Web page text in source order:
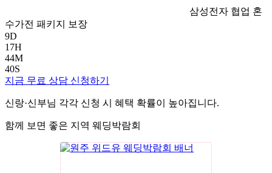
삼성전자 협업 혼
수가전 패키지 보장
9D
17H
44M
39S
지금 무료 상담 신청하기
신랑·신부님 각각 신청 시 혜택 확률이 높아집니다.
함께 보면 좋은 지역 웨딩박람회